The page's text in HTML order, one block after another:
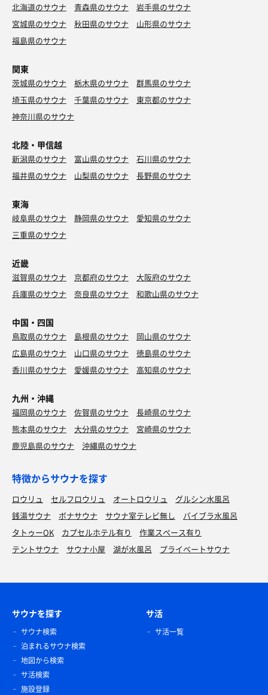
北海道のサウナ 青森県のサウナ
岩手県のサウナ
宮城県のサウナ
秋田県のサウナ
山形県のサウナ
福島県のサウナ
関東
茨城県のサウナ 栃木県のサウナ
群馬県のサウナ
埼玉県のサウナ
千葉県のサウナ
東京都のサウナ
神奈川県のサウナ
北陸・甲信越
新潟県のサウナ 富山県のサウナ
石川県のサウナ
福井県のサウナ
山梨県のサウナ 長野県のサウナ
東海
岐阜県のサウナ 静岡県のサウナ
愛知県のサウナ
三重県のサウナ
近畿
滋賀県のサウナ 京都府のサウナ
大阪府のサウナ
兵庫県のサウナ
奈良県のサウナ 和歌山県のサウナ
中国・四国
鳥取県のサウナ 島根県のサウナ
岡山県のサウナ
広島県のサウナ
山口県のサウナ
徳島県のサウナ
香川県のサウナ
愛媛県のサウナ 高知県のサウナ
九州・沖縄
福岡県のサウナ 佐賀県のサウナ
長崎県のサウナ
熊本県のサウナ
大分県のサウナ
宮崎県のサウナ
鹿児島県のサウナ
沖縄県のサウナ
特徴からサウナを探す
ロウリュ セルフロウリュ オートロウリュ
グルシン水風呂
銭湯サウナ
ボナサウナ サウナ室テレビ無し
バイブラ水風呂
タトゥーOK
カプセルホテル有り
作業スペース有り
テントサウナ
サウナ小屋 湖が水風呂 プライベートサウナ
サウナを探す
サウナ検索
泊まれるサウナ検索
地図から検索
サ活検索
施設登録
サ活
サ活一覧